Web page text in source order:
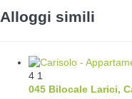
Alloggi simili
4 1
045 Bilocale Larici,